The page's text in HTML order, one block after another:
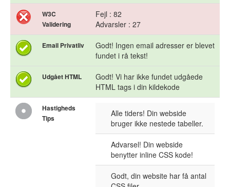
W3C
Validering
Fejl : 82
Advarsler : 27
Email Privatliv
Godt! Ingen email adresser er blevet
fundet i rå tekst!
Udgået HTML
Godt! Vi har ikke fundet udgåede
HTML tags i din kildekode
Hastigheds
Tips
Alle tiders! Din webside
bruger ikke nestede tabeller.
Advarsel! Din webside
benytter inline CSS kode!
Godt, din website har få antal